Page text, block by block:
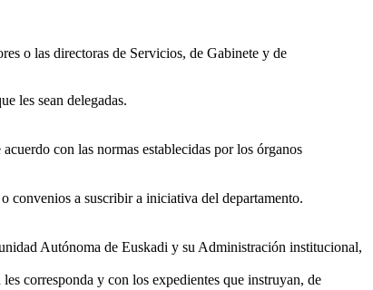
o las directoras de Servicios, de Gabinete y de
les sean delegadas.
con las normas establecidas por los órganos
convenios a suscribir a iniciativa del departamento.
Autónoma de Euskadi y su Administración institucional,
corresponda y con los expedientes que instruyan, de